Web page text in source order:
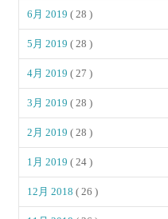
6月 2019( 28 )
5月 2019( 28 )
4月 2019( 27 )
3月 2019( 28 )
2月 2019( 28 )
1月 2019( 24 )
12月 2018( 26 )